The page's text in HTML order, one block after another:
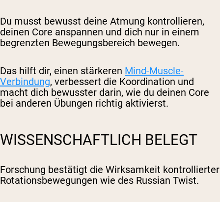
Du musst bewusst deine Atmung kontrollieren,
deinen Core anspannen und dich nur in einem
begrenzten Bewegungsbereich bewegen.
Das hilft dir, einen stärkeren Mind-Muscle-
Verbindung, verbessert die Koordination und
macht dich bewusster darin, wie du deinen Core
bei anderen Übungen richtig aktivierst.
WISSENSCHAFTLICH BELEGT
Forschung bestätigt die Wirksamkeit kontrollierter
Rotationsbewegungen wie des Russian Twist.